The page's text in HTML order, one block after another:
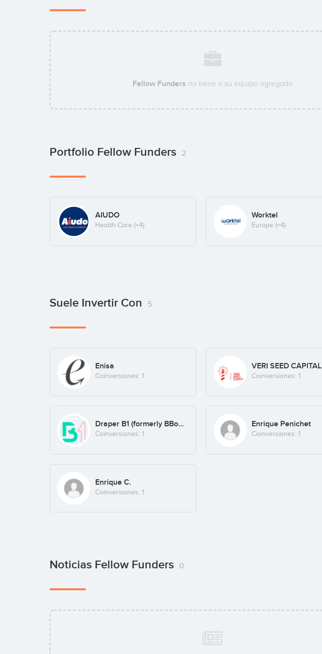
Fellow Funders no tiene a su equipo agregado
Portfolio Fellow Funders 2
AIUDO
Health-Care (+4)
Worktel
Europe (+4)
Suele Invertir Con 5
Enisa
Coinversiones: 1
VERI SEED CAPITAL
Coinversiones: 1
Draper B1 (formerly BBooster)
Coinversiones: 1
Enrique Penichet
Coinversiones: 1
Enrique C.
Coinversiones: 1
Noticias Fellow Funders 0